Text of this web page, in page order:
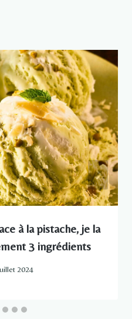
à la pistache, je la
3 ingrédients
2024